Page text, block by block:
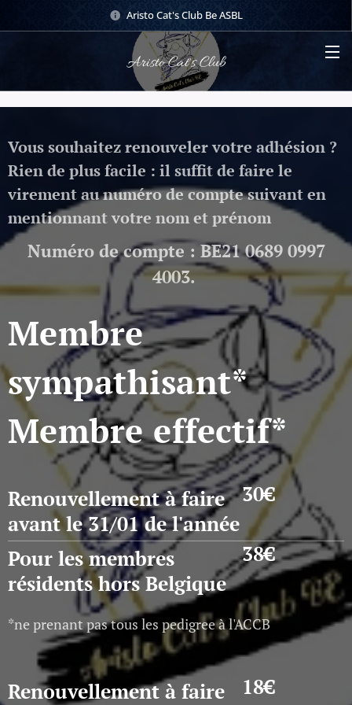
Aristo Cat's Club Be ASBL
Aristo Cat's Club
Vous souhaitez renouveler votre adhésion ?
Rien de plus facile : il suffit de faire le
virement au numéro de compte suivant en
mentionnant votre nom et prénom
Numéro de compte : BE21 0689 0997
4003.
Membre
sympathisant*
Membre effectif*
Renouvellement à faire
avant le 31/01 de l'année
30€
Pour les membres
résidents hors Belgique
38€
*ne prenant pas tous les pedigree à l'ACCB
Renouvellement à faire
18€